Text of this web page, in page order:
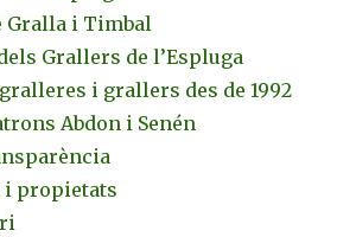
Gralla i Timbal
Grallers de l’Espluga
i grallers des de 1992
Abdon i Senén
i propietats